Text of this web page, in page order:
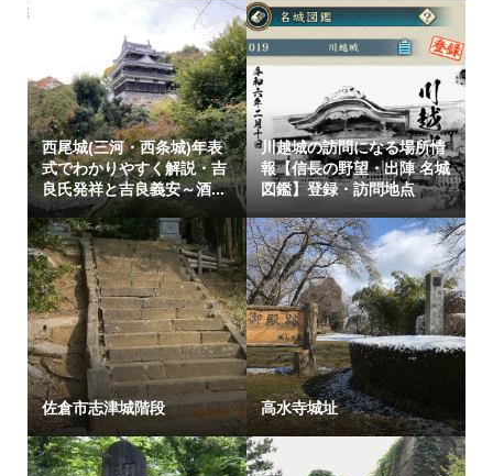
西尾城(三河・西条城)年表
式でわかりやすく解説・吉
良氏発祥と吉良義安～酒...
川越城の訪問になる場所情
報【信長の野望・出陣 名城
図鑑】登録・訪問地点
佐倉市志津城階段 高水寺城址